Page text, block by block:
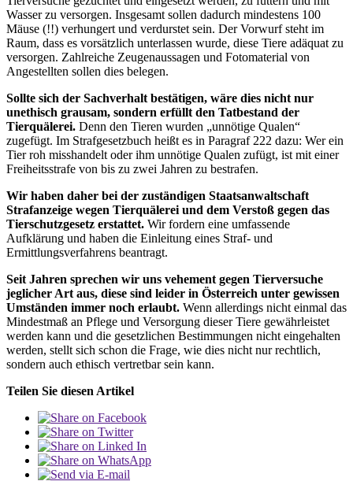
Wasser zu versorgen. Insgesamt sollen dadurch mindestens 100
Mäuse (!!) verhungert und verdurstet sein. Der Vorwurf steht im
Raum, dass es vorsätzlich unterlassen wurde, diese Tiere adäquat zu
versorgen. Zahlreiche Zeugenaussagen und Fotomaterial von
Angestellten sollen dies belegen.
Sollte sich der Sachverhalt bestätigen, wäre dies nicht nur
unethisch grausam, sondern erfüllt den Tatbestand der
Tierquälerei. Denn den Tieren wurden „unnötige Qualen“
zugefügt. Im Strafgesetzbuch heißt es in Paragraf 222 dazu: Wer ein
Tier roh misshandelt oder ihm unnötige Qualen zufügt, ist mit einer
Freiheitsstrafe von bis zu zwei Jahren zu bestrafen.
Wir haben daher bei der zuständigen Staatsanwaltschaft
Strafanzeige wegen Tierquälerei und dem Verstoß gegen das
Tierschutzgesetz erstattet. Wir fordern eine umfassende
Aufklärung und haben die Einleitung eines Straf- und
Ermittlungsverfahrens beantragt.
Seit Jahren sprechen wir uns vehement gegen Tierversuche
jeglicher Art aus, diese sind leider in Österreich unter gewissen
Umständen immer noch erlaubt. Wenn allerdings nicht einmal das
Mindestmaß an Pflege und Versorgung dieser Tiere gewährleistet
werden kann und die gesetzlichen Bestimmungen nicht eingehalten
werden, stellt sich schon die Frage, wie dies nicht nur rechtlich,
sondern auch ethisch vertretbar sein kann.
Teilen Sie diesen Artikel